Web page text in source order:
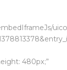
480px;”